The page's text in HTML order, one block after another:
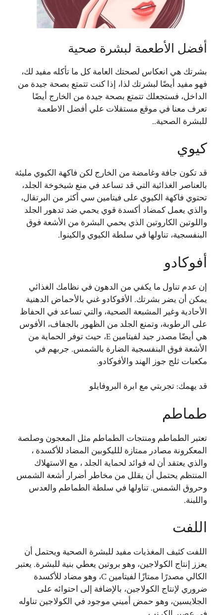
أفضل الأطعمة لبشرة صحية
بشرتك هي انعكاس لصحتك العامة كل ما تأكله مفيد لك،
فهو مفيد أيضًا لبشرتك لذا، إذا كنت تتمتع بصحة جيدة من
الداخل، فستجعلك تتمتع بصحة جيدة من الخارج أيضًا
تعرف معنا في موقع مستقلات علي أفضل الاطعمة
للبشرة الصحية..
كيوي
قد تكون جافة وغامضة من الخارج لكن فاكهة الكيوي مليئة
بالعناصر الغذائية التي قد تساعد في منع شيخوخة الجلد،
تحتوي فاكهة الكيوي على فيتامين سي أكثر من البرتقال،
والذي يعمل كمضاد أكسدة قوي يحمي ضد تدهور الجلد
واللوتين الكاروتين الذي يحمي البشرة من الأشعة فوق
البنفسجية، تناولها في سلطة الكيوي والكينوا.
أفوكادو
إن عدم تناول ما يكفي من الدهون في نظامك الغذائي
يمكن أن يضر بشرتك. الأفوكادو غني بالأحماض الدهنية
الأحادية وغير المشبعة الصحية، والتي تساعد في الحفاظ
على الرطوبة، وتمنع الجلد من الظهور بالجفاف، الأفوس
هي أيضًا مصدر جيد لفيتامين E، حيث توفر الحماية من
الأشعة فوق البنفسجية الضارة بالشمس. جربهم في
مكعبات ثلج جوز الهند والأفوكادو.
قد يهمك: تجربتي مع ابرة البروفايلو
طماطم
تعتبر الطماطم ومنتجات الطماطم مثل المعجون وصلصة
المعكرونة مصادر ممتازة للليكوبين المضاد للأكسدة ،
والذي يعتقد أن له فوائد لحماية الجلد ، مع الاستهلاك
المنتظم يحتمل أن يقلل من مخاطر أضرار أشعة الشمس
وحروق الشمس. تناولها في سلطة الطماطم والعدس
واللبنة.
اللفت
اللفت كثيف المغذيات مفيد للبشرة الصحية ويحتمل أن
يعزز إنتاج الكولاجين، وهو بروتين يعطي بنية للبشرة. يعتبر
الكالي مصدرًا ممتازًا لفيتامين C، وهو مضاد للأكسدة
ضروري لإنتاج الكولاجين، بالإضافة إلى احتوائه على
الجلايسين، وهو حمض أميني موجود في الكولاجين تناوله